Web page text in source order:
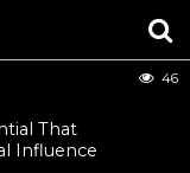
12
That
Influence
46